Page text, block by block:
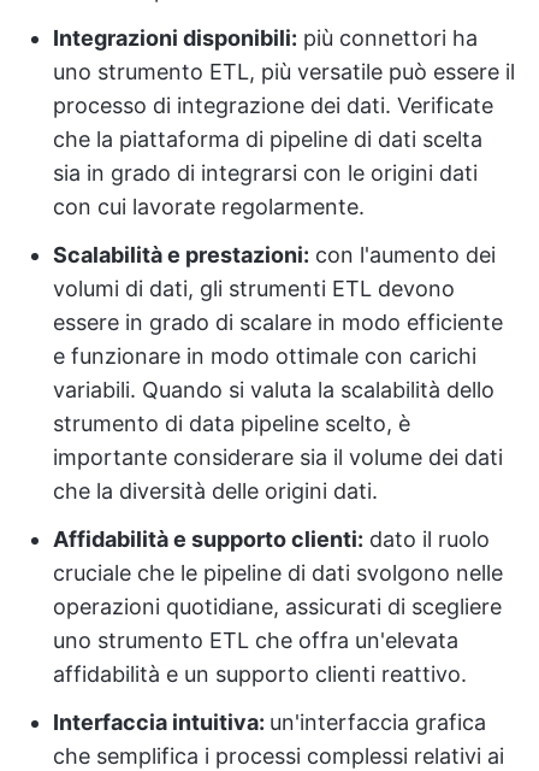
Integrazioni disponibili: più connettori ha
uno strumento ETL, più versatile può essere il
processo di integrazione dei dati. Verificate
che la piattaforma di pipeline di dati scelta
sia in grado di integrarsi con le origini dati
con cui lavorate regolarmente.
Scalabilità e prestazioni: con l'aumento dei
volumi di dati, gli strumenti ETL devono
essere in grado di scalare in modo efficiente
e funzionare in modo ottimale con carichi
variabili. Quando si valuta la scalabilità dello
strumento di data pipeline scelto, è
importante considerare sia il volume dei dati
che la diversità delle origini dati.
Affidabilità e supporto clienti: dato il ruolo
cruciale che le pipeline di dati svolgono nelle
operazioni quotidiane, assicurati di scegliere
uno strumento ETL che offra un'elevata
affidabilità e un supporto clienti reattivo.
Interfaccia intuitiva: un'interfaccia grafica
che semplifica i processi complessi relativi ai